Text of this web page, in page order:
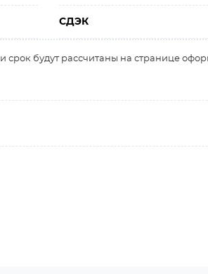
СДЭК
срок будут рассчитаны на странице